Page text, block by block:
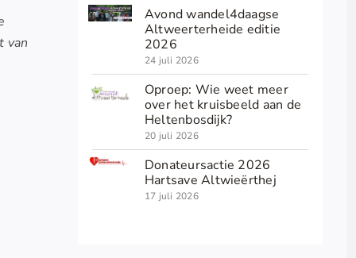
van
Avond wandel4daagse
Altweerterheide editie
2026
24 juli 2026
Oproep: Wie weet meer
over het kruisbeeld aan de
Heltenbosdijk?
20 juli 2026
Donateursactie 2026
Hartsave Altwieërthej
17 juli 2026